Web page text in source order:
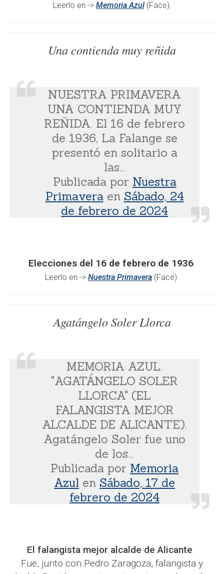
Leerlo en -> Memoria Azul(Face).
Una contienda muy reñida
NUESTRA PRIMAVERA
UNA CONTIENDA MUY
REÑIDA. El 16 de febrero
de 1936, La Falange se
presentó en solitario a
las...
Publicada por Nuestra
Primaveraen Sábado, 24
de febrero de 2024
Elecciones del 16 de febrero de 1936.
Leerlo en -> Nuestra Primavera (Face).
Agatángelo Soler Llorca
MEMORIA AZUL.
"AGATÁNGELO SOLER
LLORCA" (EL
FALANGISTA MEJOR
ALCALDE DE ALICANTE).
Agatángelo Soler fue uno
de los...
Publicada por Memoria
Azul en Sábado, 17 de
febrero de 2024
El falangista mejor alcalde de Alicante.
Fue, junto con Pedro Zaragoza, falangista y